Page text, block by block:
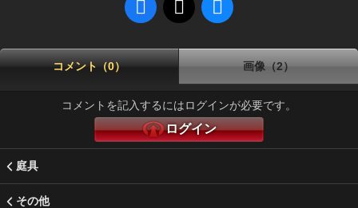
コメント（0） 画像（2）
コメントを記入するにはログインが必要です。
ログイン
庭具
その他